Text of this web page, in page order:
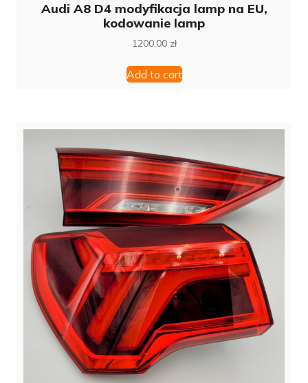
Audi A8 D4 modyfikacja lamp na EU,
kodowanie lamp
1200,00 zł
Add to cart